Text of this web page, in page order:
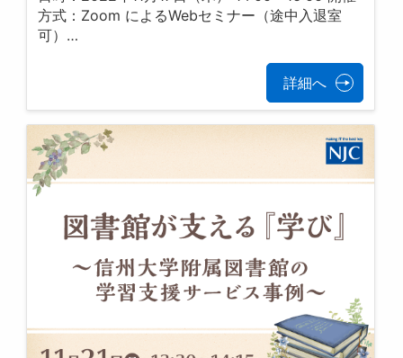
方式：Zoom によるWebセミナー（途中入退室
可）…
詳細へ